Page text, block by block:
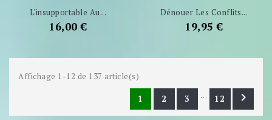
L'insupportable Au...
Prix
16,00 €
Dénouer Les Conflits...
Prix
19,95 €
Affichage 1-12 de 137 article(s)
1 2 3 … 12 